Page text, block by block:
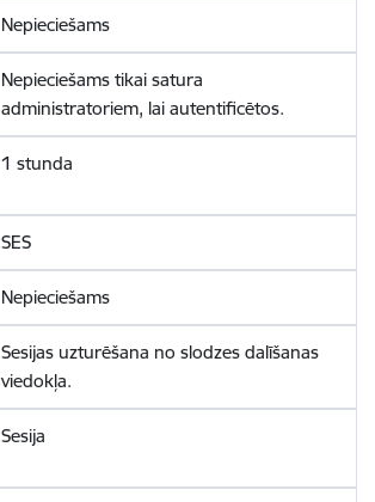
Nepieciešams
Nepieciešams tikai satura
administratoriem, lai autentificētos.
1 stunda
SES
Nepieciešams
Sesijas uzturēšana no slodzes dalīšanas
viedokļa.
Sesija